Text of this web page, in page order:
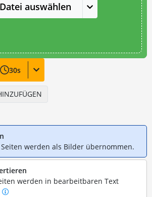
auswählen
30s
werden als Bilder übernommen.
werden in bearbeitbaren Text